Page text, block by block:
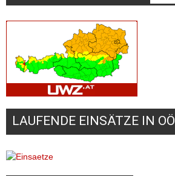
LAUFENDE EINSÄTZE IN OÖ